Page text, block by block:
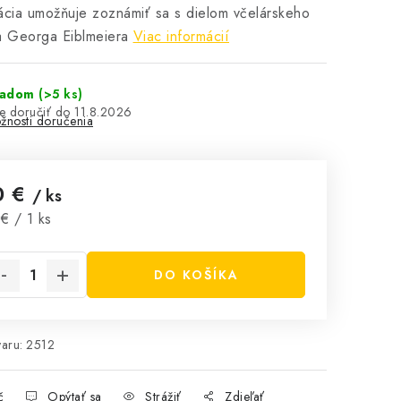
umožňuje zoznámiť sa s dielom včelárskeho
Georga Eiblmeiera Viac informácií
(>5 ks)
11.8.2026
doručenia
€ / ks
cena:
/ 1 ks
DO KOŠÍKA
2512
Opýtať sa Strážiť Zdieľať